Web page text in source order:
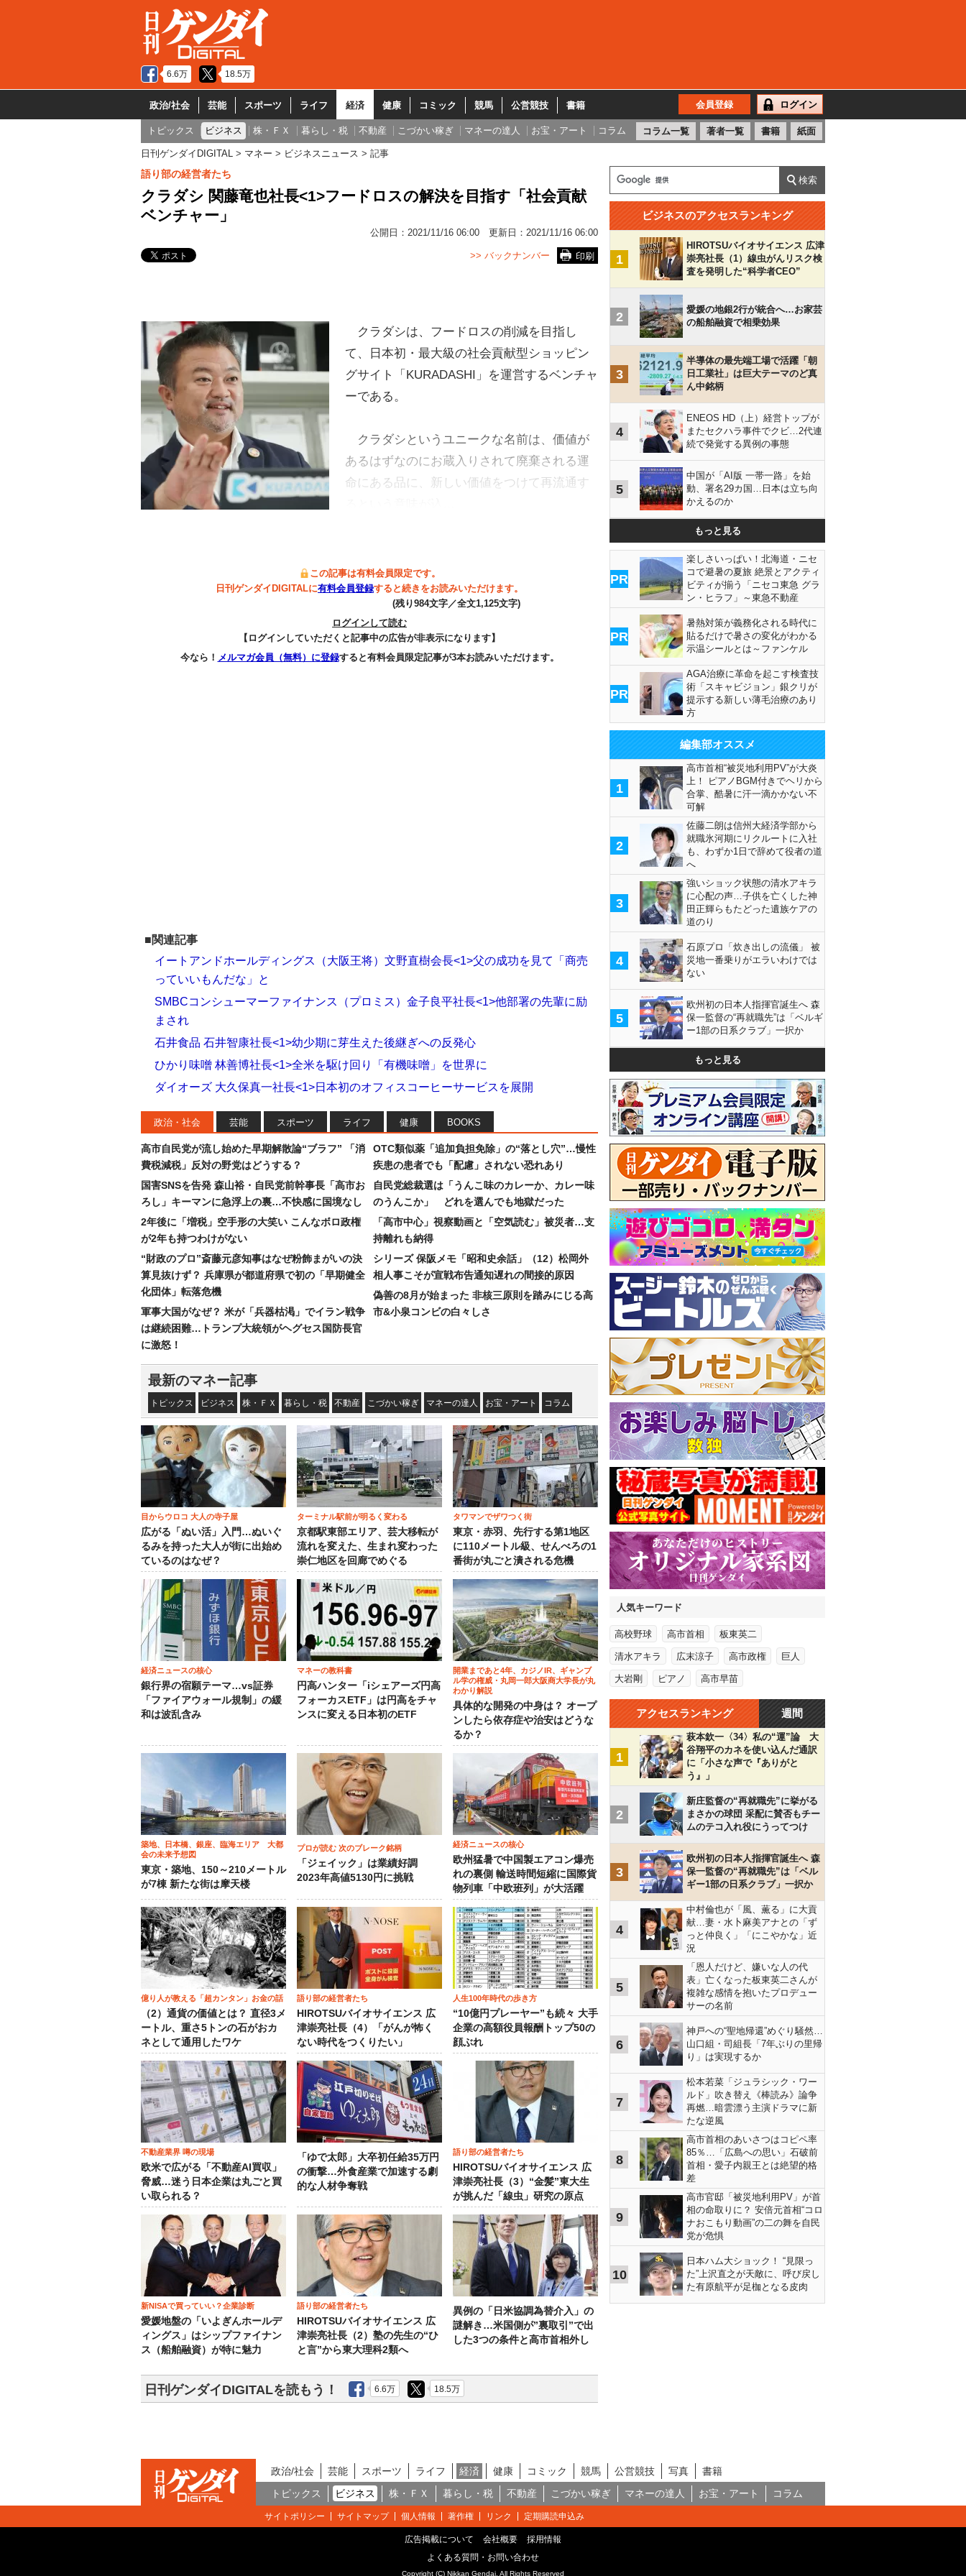
6.6万 18.5万
政治/社会 芸能 スポーツ ライフ 経済 健康 コミック 競馬 公営競技 書籍 会員登録 ログイン
トピックス ビジネス 株・ＦＸ 暮らし・税 不動産 こづかい稼ぎ マネーの達人 お宝・アート コラム コラム一覧 著者一覧 書籍 紙面
日刊ゲンダイDIGITAL マネー ビジネスニュース 記事
語り部の経営者たち
クラダシ 関藤竜也社長<1>フードロスの解決を目指す「社会貢献
ベンチャー」
公開日： 2021/11/16 06:00 更新日： 2021/11/16 06:00
印刷
>> バックナンバー
クラダシは、フードロスの削減を目指し
て、日本初・最大級の社会貢献型ショッピン
グサイト「KURADASHI」を運営するベンチャ
ーである。
クラダシというユニークな名前は、価値が
あるはずなのにお蔵入りされて廃棄される運
命にある品に、新しい価値をつけて再流通す
この記事は有料会員限定です。
日刊ゲンダイDIGITALに有料会員登録すると続きをお読みいただけます。
(残り984文字／全文1,125文字)
ログインして読む
【ログインしていただくと記事中の広告が非表示になります】
今なら！ メルマガ会員（無料）に登録すると有料会員限定記事が3本お読みいただけます。
■関連記事
イートアンドホールディングス（大阪王将）文野直樹会長<1>父の成功を見て「商売
っていいもんだな」と
SMBCコンシューマーファイナンス（プロミス）金子良平社長<1>他部署の先輩に励
まされ
石井食品 石井智康社長<1>幼少期に芽生えた後継ぎへの反発心
ひかり味噌󠄀 林善博社長<1>全米を駆け回り「有機味噌」を世界に
ダイオーズ 大久保真一社長<1>日本初のオフィスコーヒーサービスを展開
政治・社会 芸能 スポーツ ライフ 健康 BOOKS
高市自民党が流し始めた早期解散論“ブラフ” 「消
費税減税」反対の野党はどうする？
国害SNSを告発 森山裕・自民党前幹事長「高市お
ろし」キーマンに急浮上の裏…不快感に国境なし
2年後に「増税」空手形の大笑い こんなボロ政権
が2年も持つわけがない
“財政のプロ”斎藤元彦知事はなぜ粉飾まがいの決
算見抜けず？ 兵庫県が都道府県で初の「早期健全
化団体」転落危機
軍事大国がなぜ？ 米が「兵器枯渇」でイラン戦争
は継続困難…トランプ大統領がヘグセス国防長官
に激怒！
OTC類似薬「追加負担免除」の“落とし穴”…慢性
疾患の患者でも「配慮」されない恐れあり
自民党総裁選は「うんこ味のカレーか、カレー味
のうんこか」 どれを選んでも地獄だった
「高市中心」視察動画と「空気読む」被災者…支
持離れも納得
シリーズ 保阪メモ「昭和史余話」（12）松岡外
相人事こそが宣戦布告通知遅れの間接的原因
偽善の8月が始まった 非核三原則を踏みにじる高
市&小泉コンビの白々しさ
最新のマネー記事
トピックス ビジネス 株・ＦＸ 暮らし・税 不動産 こづかい稼ぎ マネーの達人 お宝・アート コラム
目からウロコ 大人の寺子屋
広がる「ぬい活」入門…ぬいぐ
るみを持った大人が街に出始め
ているのはなぜ？
ターミナル駅前が明るく変わる
京都駅東部エリア、芸大移転が
流れを変えた、生まれ変わった
崇仁地区を回廊でめぐる
タワマンでザワつく街
東京・赤羽、先行する第1地区
に110メートル級、せんべろの1
番街が丸ごと潰される危機
経済ニュースの核心
銀行界の宿願テーマ…vs証券
「ファイアウォール規制」の緩
和は波乱含み
マネーの教科書
円高ハンター「iシェアーズ円高
フォーカスETF」は円高をチャ
ンスに変える日本初のETF
開業まであと4年、カジノIR、ギャンブ
ル学の権威・丸岡一郎大阪商大学長が丸
わかり解説
具体的な開発の中身は？ オープ
ンしたら依存症や治安はどうな
るか？
築地、日本橋、銀座、臨海エリア 大都
会の未来予想図
東京・築地、150～210メートル
が7棟 新たな街は摩天楼
プロが読む 次のブレーク銘柄
「ジェイック」は業績好調
2023年高値5130円に挑戦
経済ニュースの核心
欧州猛暑で中国製エアコン爆売
れの裏側 輸送時間短縮に国際貨
物列車「中欧班列」が大活躍
億り人が教える「超カンタン」お金の話
（2）通貨の価値とは？ 直径3メ
ートル、重さ5トンの石がおカ
ネとして通用したワケ
語り部の経営者たち
HIROTSUバイオサイエンス 広
津崇亮社長（4）「がんが怖く
ない時代をつくりたい」
人生100年時代の歩き方
“10億円プレーヤー”も続々 大手
企業の高額役員報酬トップ50の
顔ぶれ
不動産業界 噂の現場
欧米で広がる「不動産AI買収」
脅威…迷う日本企業は丸ごと買
い取られる？
「ゆで太郎」大卒初任給35万円
の衝撃…外食産業で加速する劇
的な人材争奪戦
語り部の経営者たち
HIROTSUバイオサイエンス 広
津崇亮社長（3）“金髪”東大生
が挑んだ「線虫」研究の原点
新NISAで買っていい？企業診断
愛媛地盤の「いよぎんホールデ
ィングス」はシップファイナン
ス（船舶融資）が特に魅力
語り部の経営者たち
HIROTSUバイオサイエンス 広
津崇亮社長（2）塾の先生の“ひ
と言”から東大理科2類へ
異例の「日米協調為替介入」の
謎解き…米国側が”裏取引”で出
した3つの条件と高市首相外し
日刊ゲンダイDIGITALを読もう！ 6.6万 18.5万
ビジネスのアクセスランキング
1
HIROTSUバイオサイエンス 広津
崇亮社長（1）線虫がんリスク検
査を発明した“科学者CEO”
2
愛媛の地銀2行が統合へ…お家芸
の船舶融資で相乗効果
3
半導体の最先端工場で活躍「朝
日工業社」は巨大テーマのど真
ん中銘柄
4
ENEOS HD（上）経営トップが
またセクハラ事件でクビ…2代連
続で発覚する異例の事態
5
中国が「AI版 一帯一路」を始
動、署名29カ国…日本は立ち向
かえるのか
もっと見る
PR
楽しさいっぱい！北海道・ニセ
コで避暑の夏旅 絶景とアクティ
ビティが揃う「ニセコ東急 グラ
ン・ヒラフ」～東急不動産
PR
暑熱対策が義務化される時代に
貼るだけで暑さの変化がわかる
示温シールとは～ファンケル
PR
AGA治療に革命を起こす検査技
術「スキャビジョン」銀クリが
提示する新しい薄毛治療のあり
方
編集部オススメ
1
高市首相“被災地利用PV”が大炎
上！ ピアノBGM付きでヘリから
合掌、酷暑に汗一滴かかない不
可解
2
佐藤二朗は信州大経済学部から
就職氷河期にリクルートに入社
も、わずか1日で辞めて役者の道
へ
3
強いショック状態の清水アキラ
に心配の声…子供を亡くした神
田正輝らもたどった遺族ケアの
道のり
4
石原プロ「炊き出しの流儀」 被
災地一番乗りがエラいわけでは
ない
5
欧州初の日本人指揮官誕生へ 森
保一監督の“再就職先”は「ベルギ
ー1部の日系クラブ」一択か
もっと見る
人気キーワード
高校野球 高市首相 板東英二
清水アキラ 広末涼子 高市政権 巨人
大岩剛 ピアノ 高市早苗
アクセスランキング 週間
1
萩本欽一〈34〉私の“運”論 大
谷翔平のカネを使い込んだ通訳
に「小さな声で『ありがと
う』」
2
新庄監督の“再就職先”に挙がる
まさかの球団 采配に賛否もチー
ムのテコ入れ役にうってつけ
3
欧州初の日本人指揮官誕生へ 森
保一監督の“再就職先”は「ベル
ギー1部の日系クラブ」一択か
4
中村倫也が「風、薫る」に大貢
献…妻・水卜麻美アナとの「ず
っと仲良く」「にこやかな」近
況
5
「恩人だけど、嫌いな人の代
表」亡くなった板東英二さんが
複雑な感情を抱いたプロデュー
サーの名前
6
神戸への“聖地帰還”めぐり騒然…
山口組・司組長「7年ぶりの里帰
り」は実現するか
7
松本若菜「ジュラシック・ワー
ルド」吹き替え《棒読み》論争
再燃…暗雲漂う主演ドラマに新
たな逆風
8
高市首相のあいさつはコピペ率
85％…「広島への思い」石破前
首相・愛子内親王とは絶望的格
差
9
高市官邸「被災地利用PV」が首
相の命取りに？ 安倍元首相“コロ
ナおこもり動画”の二の舞を自民
党が危惧
10
日本ハム大ショック！ “見限っ
た”上沢直之が天敵に、呼び戻し
た有原航平が足枷となる皮肉
政治/社会 芸能 スポーツ ライフ 経済 健康 コミック 競馬 公営競技 写真
書籍
トピックス
ビジネス 株・ＦＸ 暮らし・税 不動産 こづかい稼ぎ マネーの達人 お宝・アート コラム
サイトポリシー サイトマップ 個人情報 著作権 リンク 定期購読申込み
広告掲載について 会社概要
採用情報
よくある質問・お問い合わせ
Copyright (C) Nikkan Gendai. All Rights Reserved